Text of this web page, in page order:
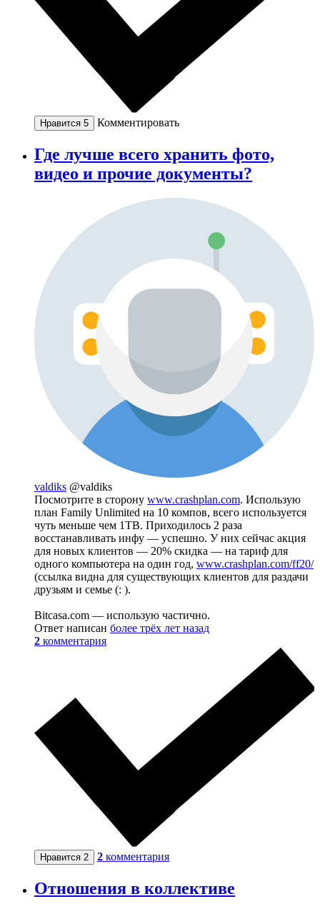
Нравится 5 Комментировать
Где лучше всего хранить фото,
видео и прочие документы?
valdiks @valdiks
Посмотрите в сторону www.crashplan.com. Использую
план Family Unlimited на 10 компов, всего используется
чуть меньше чем 1TB. Приходилось 2 раза
восстанавливать инфу — успешно. У них сейчас акция
для новых клиентов — 20% скидка — на тариф для
одного компьютера на один год, www.crashplan.com/ff20/
(ссылка видна для существующих клиентов для раздачи
друзьям и семье (: ).
Bitcasa.com — использую частично.
Ответ написан более трёх лет назад
2 комментария
Нравится 2 2 комментария
Отношения в коллективе